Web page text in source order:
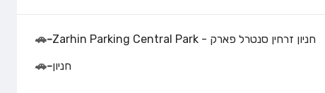
חניון זרחין סנטרל פארק - Zarhin Parking Central Park -
🚗
חניון-
🚗